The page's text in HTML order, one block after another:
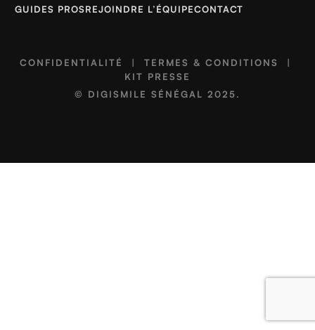
GUIDES PROSREJOINDRE L’ÉQUIPECONTACT
CONFIDENTIALITÉ | TERMES & CONDITIONS
|
KIT PRESSE
© DIGISMILE SÉNÉGAL 2025.